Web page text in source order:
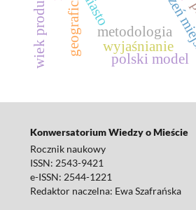
metodologia
wyjaśnianie
polski model
Konwersatorium Wiedzy o Mieście
Rocznik naukowy
ISSN: 2543-9421
e-ISSN: 2544-1221
Redaktor naczelna: Ewa Szafrańska